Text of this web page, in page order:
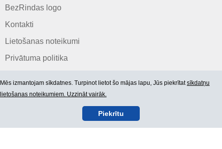
BezRindas logo
Kontakti
Lietošanas noteikumi
Privātuma politika
Mēs izmantojam sīkdatnes. Turpinot lietot šo mājas lapu, Jūs piekrītatsīkdatņu
lietošanas noteikumiem. Uzzināt vairāk.
Piekrītu